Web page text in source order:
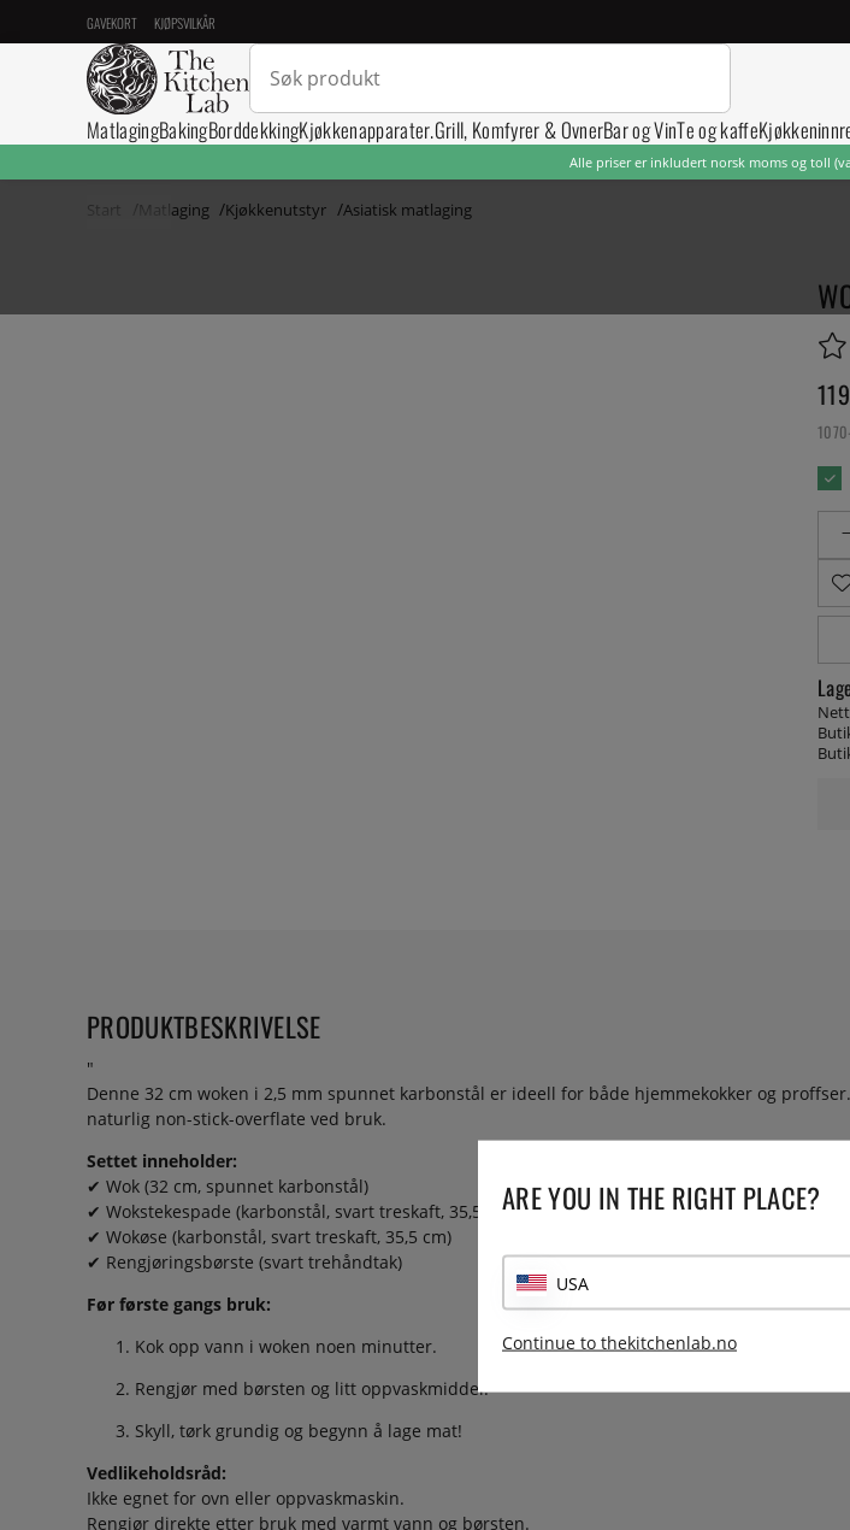
GAVEKORT KJØPSVILKÅR
MatlagingBakingBorddekkingKjøkkenapparater.Grill, Komfyrer & OvnerBar og VinTe og kaffe
Alle priser er inkludert norsk moms og toll
Start Matlaging Kjøkkenutstyr Asiatisk matlaging
PRODUKTBESKRIVELSE
"
Denne 32 cm woken i 2,5 mm spunnet karbonstål er ideell for både hjemmekokker og
naturlig non-stick-overflate ved bruk.
Settet inneholder:
✔ Wok (32 cm, spunnet karbonstål)
✔ Wokstekespade (karbonstål, svart treskaft, 35,5 cm)
✔ Wokøse (karbonstål, svart treskaft, 35,5 cm)
✔ Rengjøringsbørste (svart trehåndtak)
Før første gangs bruk:
Kok opp vann i woken noen minutter.
Rengjør med børsten og litt oppvaskmiddel.
Skyll, tørk grundig og begynn å lage mat!
Vedlikeholdsråd:
Ikke egnet for ovn eller oppvaskmaskin.
Rengjør direkte etter bruk med varmt vann og børsten.
ARE YOU IN THE RIGHT PLACE?
USA
Continue to thekitchenlab.no